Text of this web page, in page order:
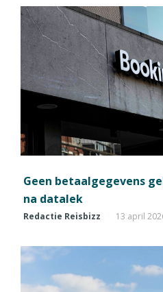
Geen betaalgegevens
na datalek
Redactie Reisbizz 13 april